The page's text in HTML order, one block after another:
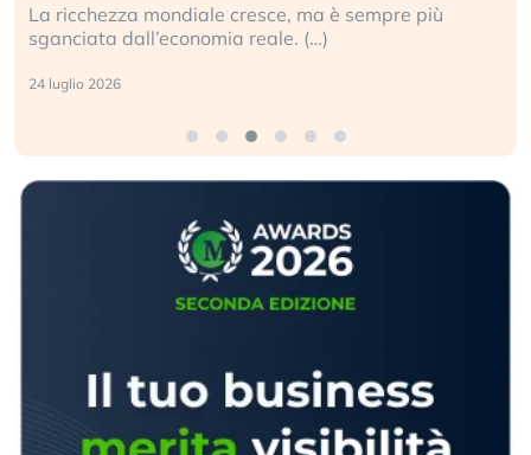
La ricchezza mondiale cresce, ma è sempre più
sganciata dall’economia reale. (…)
24 luglio 2026